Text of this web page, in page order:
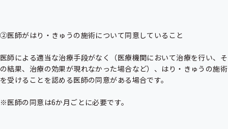
②医師がはり・きゅうの施術について同意していること
医師による適当な治療手段がなく（医療機関において治療を行い、そ
の結果、治療の効果が現れなかった場合など）、はり・きゅうの施術
を受けることを認める医師の同意がある場合です。
※医師の同意は6か月ごとに必要です。